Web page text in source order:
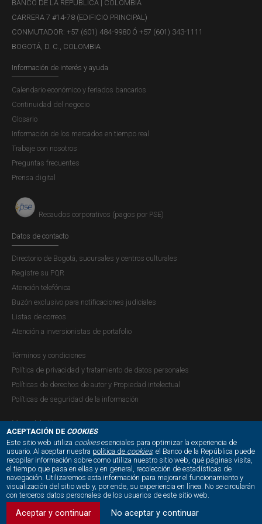
MIÉRCOLES, 23 DE ABRIL DE 2025
En este informe especial se analiza la dinámica del
mercado inmobiliario en Colombia y del crédito
hipotecario durante el segundo semestre de 2024 y los
primeros dos meses de 2025, con el propósito de
identificar fuentes potenciales de vulnerabilidad que
puedan afectar la estabilidad económica y...
Riesgo de crédito - Informe Especial de
Estabilidad Financiera - abril 2025
Publicación |
Este informe especial analiza la exposición y el
comportamiento del riesgo de crédito de los
disponible, con el objetivo de continuar con el monitoreo
detallado sobre la evolución de la mora, complementando
el análisis presentado en el...
Reporte de la situación del crédito en
Colombia - Diciembre de 2024
Publicación | VIERNES, 7 DE FEBRERO DE 2025
Este reporte presenta los resultados de la Encuesta
trimestral sobre la situación del crédito en Colombia con
corte a diciembre de 2024, en la que participan los
bancos, compañías de financiamiento (CFC) y
cooperativas financieras...
Recuadro 1: Descomposición del
comportamiento de las cosechas de
ACEPTACIÓN DE COOKIES
Este sitio web utiliza cookiesesenciales para optimizar la experiencia de
usuario. Al aceptar nuestra política de cookies, el Banco de la República puede
recopilar información sobre como utiliza nuestro sitio web, qué páginas visita,
el tiempo que pasa en ellas y en general, recolección de estadísticas de
navegación. Utilizaremos esta información para mejorar el funcionamiento y
visualización del sitio web y, por ende, su experiencia en línea. No se circularán
con terceros datos personales de los usuarios de este sitio web.
Aceptar y continuar No aceptar y continuar
BANCO DE LA REPÚBLICA | COLOMBIA
CARRERA 7 #14-78 (EDIFICIO PRINCIPAL)
CONMUTADOR: +57 (601) 484-9980 Ó +57 (601) 343-1111
BOGOTÁ, D. C., COLOMBIA
Información de interés y ayuda
Calendario económico y feriados bancarios
Continuidad del negocio
Glosario
Información de los mercados en tiempo real
Trabaje con nosotros
Preguntas frecuentes
Prensa digital
Recaudos corporativos (pagos por PSE)
Datos de contacto
Directorio de Bogotá, sucursales y centros culturales
Registre su PQR
Atención telefónica
Buzón exclusivo para notificaciones judiciales
Listas de correos
Atención a inversionistas de portafolio
Términos y condiciones
Política de privacidad y tratamiento de datos personales
Políticas de derechos de autor y Propiedad intelectual
Políticas de seguridad de la información
Mapa del sitio
NUESTRAS REDES SOCIALES: